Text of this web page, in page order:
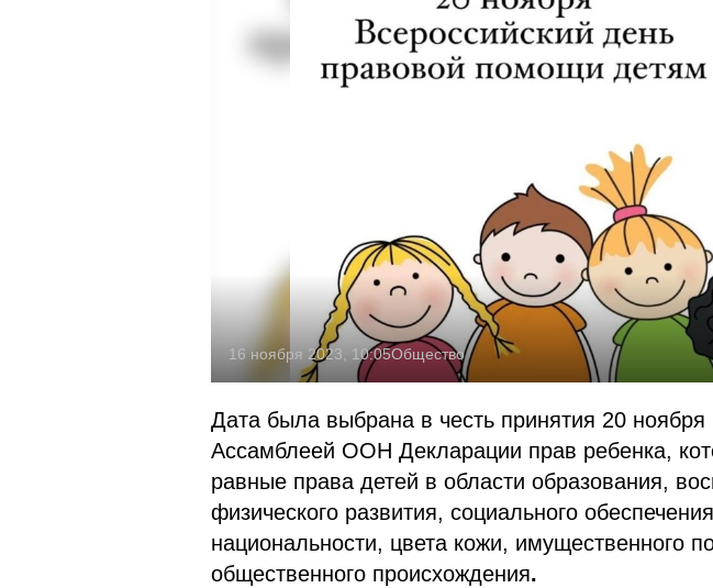
16 ноября 2023, 10:05Общество
Дата была выбрана в честь принятия 20 ноября
Ассамблеей ООН Декларации прав ребенка,
равные права детей в области образования,
физического развития, социального
национальности, цвета кожи, имущественного
общественного происхождения.